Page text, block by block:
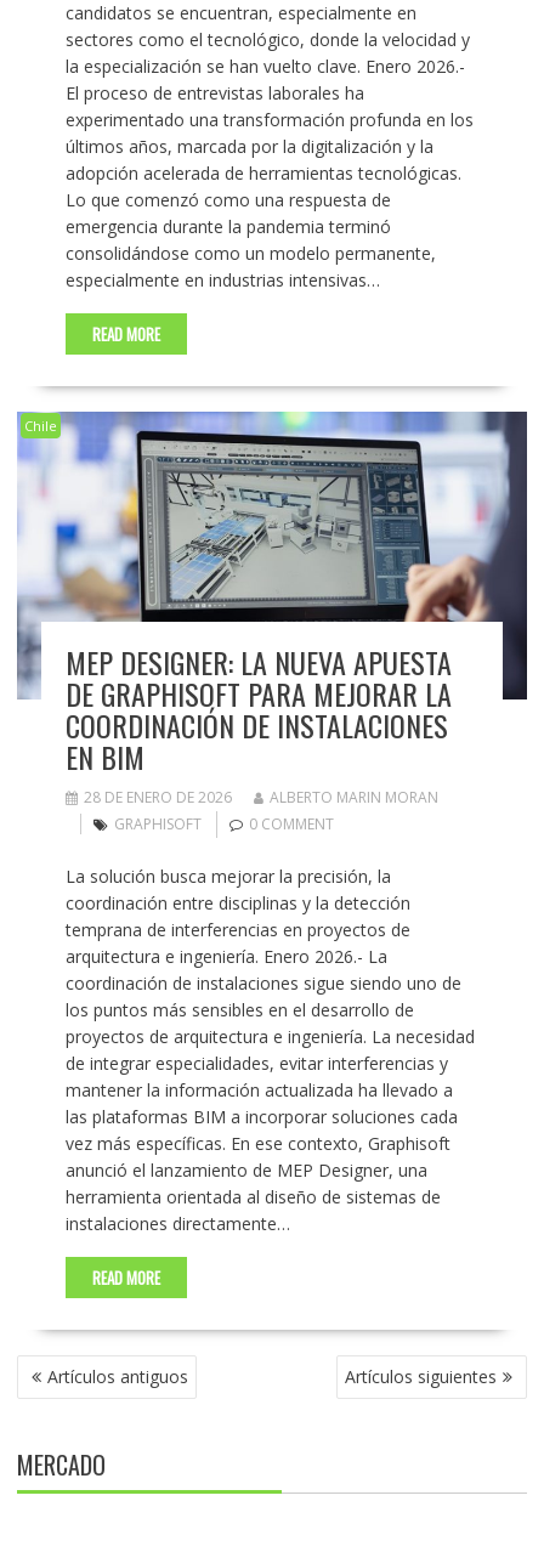
candidatos se encuentran, especialmente en
sectores como el tecnológico, donde la velocidad y
la especialización se han vuelto clave. Enero 2026.-
El proceso de entrevistas laborales ha
experimentado una transformación profunda en los
últimos años, marcada por la digitalización y la
adopción acelerada de herramientas tecnológicas.
Lo que comenzó como una respuesta de
emergencia durante la pandemia terminó
consolidándose como un modelo permanente,
especialmente en industrias intensivas…
READ MORE
Chile
MEP DESIGNER: LA NUEVA APUESTA
DE GRAPHISOFT PARA MEJORAR LA
COORDINACIÓN DE INSTALACIONES
EN BIM
28 DE ENERO DE 2026
ALBERTO MARIN MORAN
GRAPHISOFT
0 COMMENT
La solución busca mejorar la precisión, la
coordinación entre disciplinas y la detección
temprana de interferencias en proyectos de
arquitectura e ingeniería. Enero 2026.- La
coordinación de instalaciones sigue siendo uno de
los puntos más sensibles en el desarrollo de
proyectos de arquitectura e ingeniería. La necesidad
de integrar especialidades, evitar interferencias y
mantener la información actualizada ha llevado a
las plataformas BIM a incorporar soluciones cada
vez más específicas. En ese contexto, Graphisoft
anunció el lanzamiento de MEP Designer, una
herramienta orientada al diseño de sistemas de
instalaciones directamente…
READ MORE
NAVEGACIÓN
DE Artículos antiguos Artículos siguientes
MERCADO